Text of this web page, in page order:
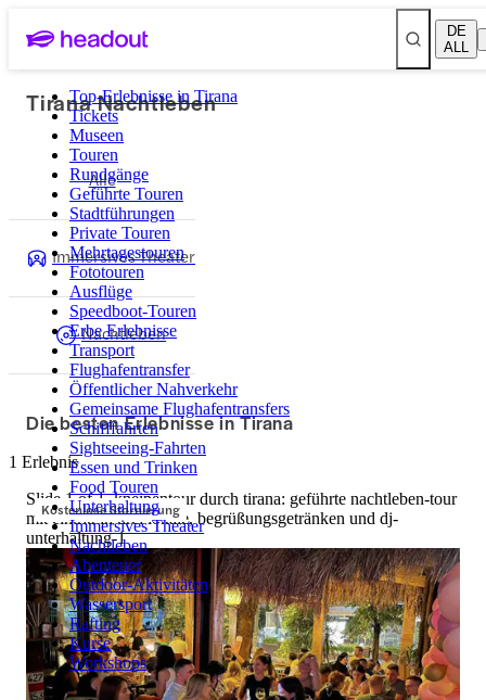
DE
ALL
Top-Erlebnisse in Tirana
Tickets
Museen
Touren
Rundgänge
Geführte Touren
Stadtführungen
Private Touren
Mehrtagestouren
Fototouren
Ausflüge
Speedboot-Touren
Erbe Erlebnisse
Transport
Flughafentransfer
Öffentlicher Nahverkehr
Gemeinsame Flughafentransfers
Schifffahrten
Sightseeing-Fahrten
Essen und Trinken
Food Touren
Unterhaltung
Immersives Theater
Nachtleben
Abenteuer
Outdoor-Aktivitäten
Wassersport
Rafting
Kurse
Workshops
Tirana Nachtleben
Alle
Immersives Theater
Nachtleben
Die besten Erlebnisse in Tirana
1 Erlebnis
Kostenlose Stornierung
Slide 1 of 1, kneipentour durch tirana: geführte nachtleben-tour
mit eintritt in drei lokale, begrüßungsgetränken und dj-
unterhaltung-1